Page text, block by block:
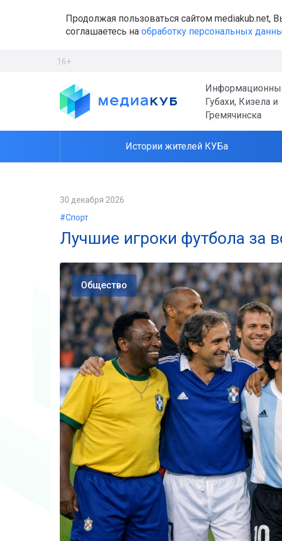
Продолжая пользоваться сайтом mediakub.net,
соглашаетесь на обработку персональных
16+
Губахи, Кизела и
Гремячинска
Истории жителей КУБа
30 декабря 2026
#Спорт
Лучшие игроки футбола за
Общество